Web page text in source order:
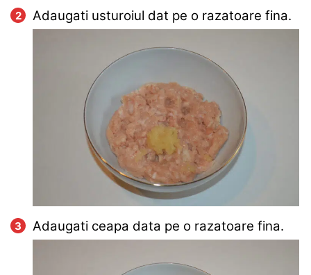
Adaugati usturoiul dat pe o razatoare fina.
Adaugati ceapa data pe o razatoare fina.